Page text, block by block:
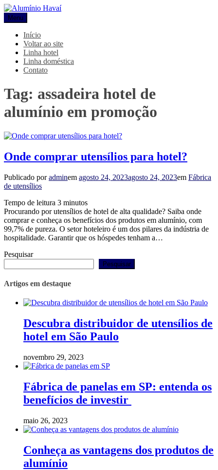
Pular
para
o
conteúdo
Alumínio Havaí
Blog Alumínio Havaí
Menu
Início
Voltar ao site
Linha hotel
Linha doméstica
Contato
Tag: assadeira hotel de
alumínio em promoção
Onde comprar utensílios para hotel?
Publicado poradminem agosto 24, 2023agosto 24, 2023em Fábrica
de utensílios
Tempo de leitura 3 minutos
Procurando por utensílios de hotel de alta qualidade? Saiba onde
comprar e conheça os benefícios dos produtos em alumínio, com
99,7% de pureza. O setor hoteleiro é um dos pilares da indústria de
hospitalidade. Garantir que os hóspedes tenham a…
Pesquisar
Pesquisar
Artigos em destaque
Descubra distribuidor de utensílios de
hotel em São Paulo
novembro 29, 2023
Fábrica de panelas em SP: entenda os
benefícios de investir
maio 26, 2023
Conheça as vantagens dos produtos de
alumínio